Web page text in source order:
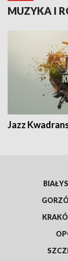
MUZYKA I
Jazz